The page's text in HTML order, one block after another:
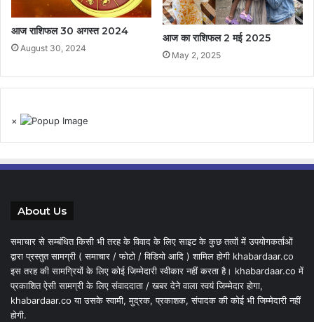
आज राशिफल 30 अगस्त 2024
August 30, 2024
आज का राशिफल 2 मई 2025
May 2, 2025
×
About Us
समाचार से सम्बंधित किसी भी तरह के विवाद के लिए साइट के कुछ तत्वों में उपयोगकर्ताओं
द्वारा प्रस्तुत सामग्री ( समाचार / फोटो / विडियो आदि ) शामिल होगी khabardaar.co
इस तरह की सामग्रियों के लिए कोई जिम्मेदारी स्वीकार नहीं करता है। khabardaar.co में
प्रकाशित ऐसी सामग्री के लिए संवाददाता / खबर देने वाला स्वयं जिम्मेदार होगा,
khabardaar.co या उसके स्वामी, मुद्रक, प्रकाशक, संपादक की कोई भी जिम्मेदारी नहीं
होगी.